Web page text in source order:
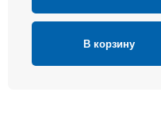
В корзину